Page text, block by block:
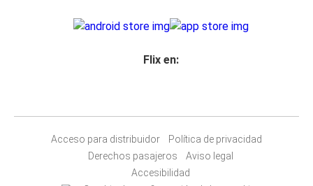
Flix en:
Acceso para distribuidor
Política de privacidad
Derechos pasajeros
Aviso legal
Accesibilidad